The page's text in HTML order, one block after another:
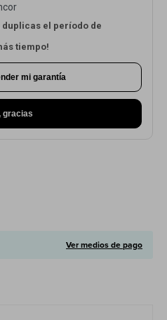
duplicas el período de
tiempo!
mi garantía
gracias
Ver medios de pago